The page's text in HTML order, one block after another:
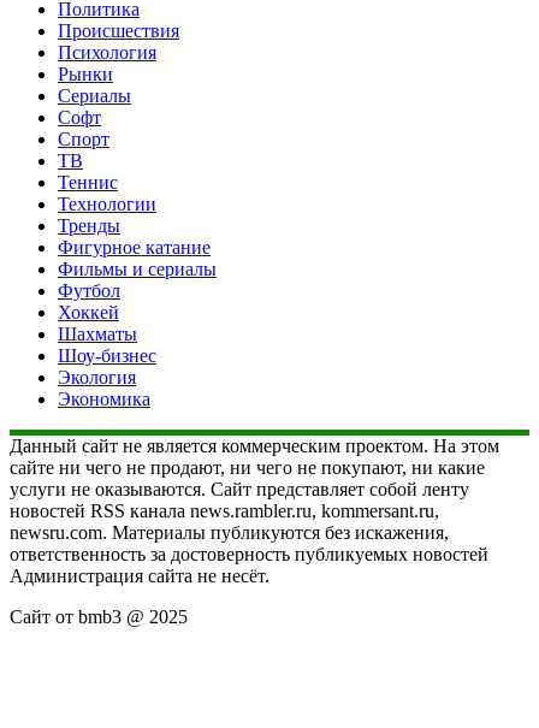
Политика
Происшествия
Психология
Рынки
Сериалы
Софт
Спорт
ТВ
Теннис
Технологии
Тренды
Фигурное катание
Фильмы и сериалы
Футбол
Хоккей
Шахматы
Шоу-бизнес
Экология
Экономика
Данный сайт не является коммерческим проектом. На этом
сайте ни чего не продают, ни чего не покупают, ни какие
услуги не оказываются. Сайт представляет собой ленту
новостей RSS канала news.rambler.ru, kommersant.ru,
newsru.com. Материалы публикуются без искажения,
ответственность за достоверность публикуемых новостей
Администрация сайта не несёт.
Сайт от bmb3 @ 2025